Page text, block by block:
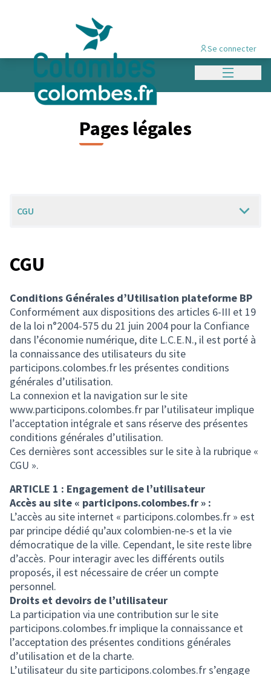
Menu
Se connecter
Pages légales
CGU
CGU
Conditions Générales d’Utilisation plateforme BP
Conformément aux dispositions des articles 6-III et 19
de la loi n°2004-575 du 21 juin 2004 pour la Confiance
dans l’économie numérique, dite L.C.E.N., il est porté à
la connaissance des utilisateurs du site
participons.colombes.fr les présentes conditions
générales d’utilisation.
La connexion et la navigation sur le site
www.participons.colombes.fr par l’utilisateur implique
l’acceptation intégrale et sans réserve des présentes
conditions générales d’utilisation.
Ces dernières sont accessibles sur le site à la rubrique «
CGU ».
ARTICLE 1 : Engagement de l’utilisateur
Accès au site « participons.colombes.fr » :
L’accès au site internet « participons.colombes.fr » est
par principe dédié qu’aux colombien-ne-s et la vie
démocratique de la ville. Cependant, le site reste libre
d’accès. Pour interagir avec les différents outils
proposés, il est nécessaire de créer un compte
personnel.
Droits et devoirs de l’utilisateur
La participation via une contribution sur le site
participons.colombes.fr implique la connaissance et
l’acceptation des présentes conditions générales
d’utilisation et de la charte.
L’utilisateur du site participons.colombes.fr s’engage